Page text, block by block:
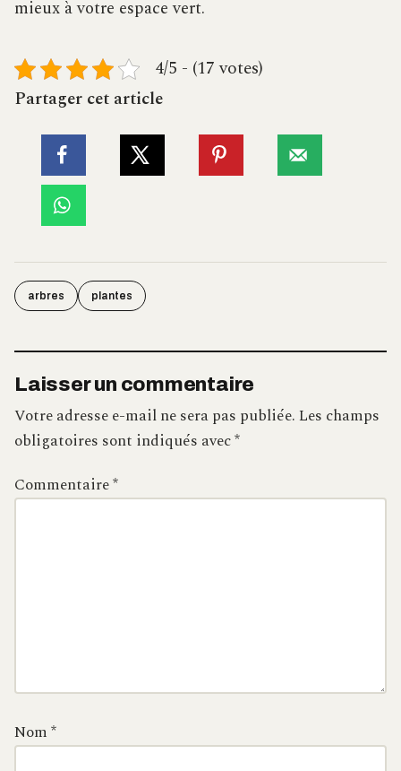
mieux à votre espace vert.
4/5 - (17 votes)
Partager cet article
arbres plantes
Laisser un commentaire
Votre adresse e-mail ne sera pas publiée.Les champs
obligatoires sont indiqués avec*
Commentaire*
Nom*